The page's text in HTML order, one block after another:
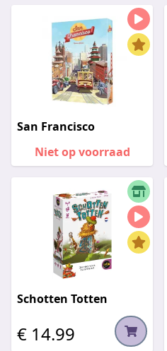
San Francisco
Niet op voorraad
Schotten Totten
€ 14.99